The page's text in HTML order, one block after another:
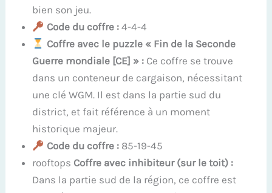
bien son jeu.
Code du coffre :4-4-4
Coffre avec le puzzle « Fin de la Seconde
Guerre mondiale [CE] » : Ce coffre se trouve
dans un conteneur de cargaison, nécessitant
une clé WGM. Il est dans la partie sud du
district, et fait référence à un moment
historique majeur.
Code du coffre :85-19-45
rooftops Coffre avec inhibiteur (sur le toit) :
Dans la partie sud de la région, ce coffre est